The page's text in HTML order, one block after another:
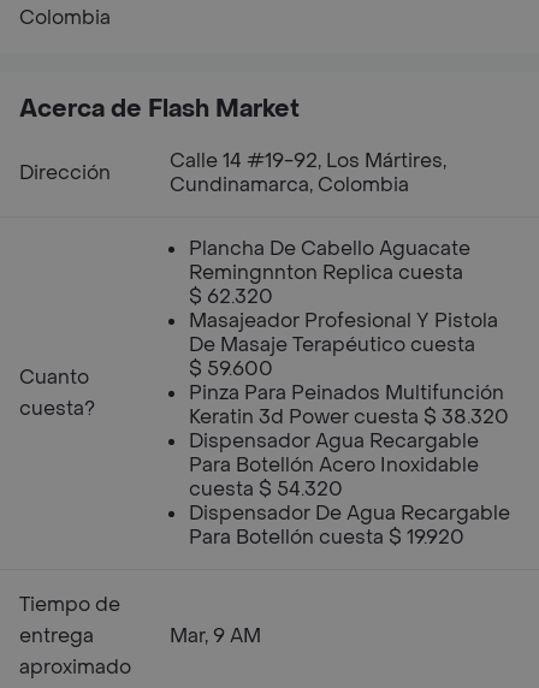
Colombia
Acerca de Flash Market
Dirección
Calle 14 #19-92, Los Mártires,
Cundinamarca, Colombia
Cuanto
cuesta?
Plancha De Cabello Aguacate
Remingnnton Replica cuesta
$ 62.320
Masajeador Profesional Y Pistola
De Masaje Terapéutico cuesta
$ 59.600
Pinza Para Peinados Multifunción
Keratin 3d Power cuesta $ 38.320
Dispensador Agua Recargable
Para Botellón Acero Inoxidable
cuesta $ 54.320
Dispensador De Agua Recargable
Para Botellón cuesta $ 19.920
Tiempo de
entrega
aproximado
Mar, 9 AM